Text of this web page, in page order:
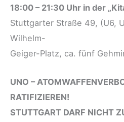
18:00 – 21:30 Uhr in der
Stuttgarter Straße 49, (U6,
Wilhelm-
Geiger-Platz, ca. fünf
UNO –
RATIFIZIEREN!
STUTTGART DARF NICHT